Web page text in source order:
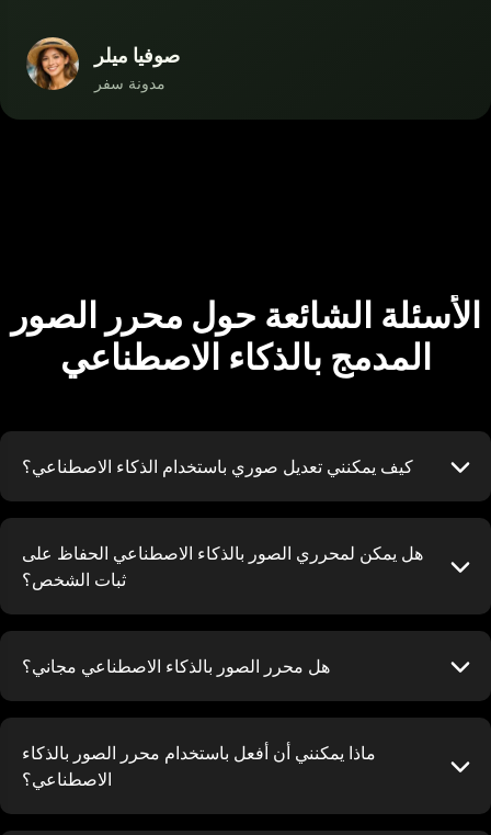
صوفيا ميلر
مدونة سفر
الأسئلة الشائعة حول محرر الصور
المدمج بالذكاء الاصطناعي
كيف يمكنني تعديل صوري باستخدام الذكاء الاصطناعي؟
هل يمكن لمحرري الصور بالذكاء الاصطناعي الحفاظ على
ثبات الشخص؟
هل محرر الصور بالذكاء الاصطناعي مجاني؟
ماذا يمكنني أن أفعل باستخدام محرر الصور بالذكاء
الاصطناعي؟